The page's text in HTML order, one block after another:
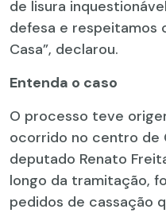
de lisura
defesa e respeitamos
Casa”, declarou.
Entenda o caso
O processo teve
ocorrido no centro de
deputado Renato
longo da tramitação,
pedidos de cassação